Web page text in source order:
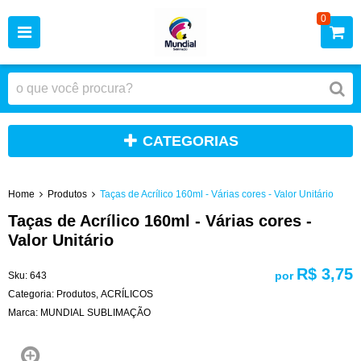
0
CATEGORIAS
Home Produtos Taças de Acrílico 160ml - Várias cores - Valor Unitário
Taças de Acrílico 160ml - Várias cores -
Valor Unitário
Sku: 643
Categoria: Produtos ACRÍLICOS
Marca: MUNDIAL SUBLIMAÇÃO
por R$ 3,75